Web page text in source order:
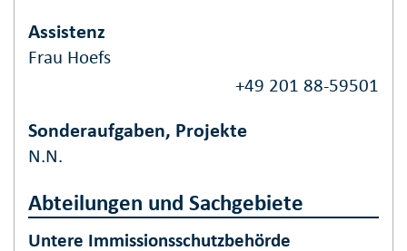
Assistenz
Frau Hoefs
+49 201 88-59501
Sonderaufgaben, Projekte
N.N.
Abteilungen und Sachgebiete
Untere Immissionsschutzbehörde